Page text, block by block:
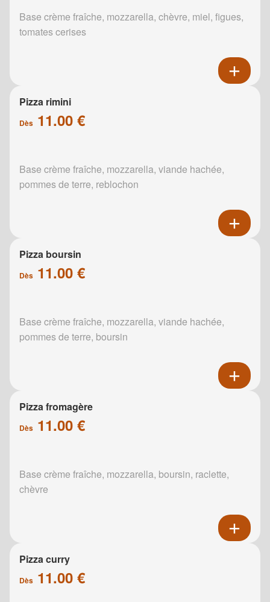
Base crème fraîche, mozzarella, chèvre, miel, figues,
tomates cerises
Pizza rimini
Dès 11.00 €
Base crème fraîche, mozzarella, viande hachée,
pommes de terre, reblochon
Pizza boursin
Dès 11.00 €
Base crème fraîche, mozzarella, viande hachée,
pommes de terre, boursin
Pizza fromagère
Dès 11.00 €
Base crème fraîche, mozzarella, boursin, raclette,
chèvre
Pizza curry
Dès 11.00 €